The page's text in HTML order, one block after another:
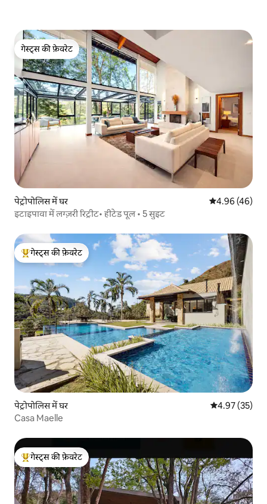
गेस्ट्स की फ़ेवरेट
गेस्ट्स की फ़ेवरेट
पेट्रोपोलिस में घर औसत रेटिंग 5 में
4.96 (46)
इटाइपावा में लग्ज़री रिट्रीट• हीटेड पूल • 5 सुइट
गेस्ट्स का टॉप फ़ेवरेट
गेस्ट्स की फ़ेवरेट
पेट्रोपोलिस में घर औसत रेटिंग 5 में
4.97 (35)
Casa Maelle
गेस्ट्स का टॉप फ़ेवरेट
गेस्ट्स की फ़ेवरेट